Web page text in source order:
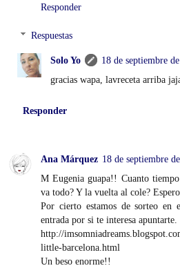
Responder
Respuestas
Solo Yo
18 de septiembre
gracias wapa, lavreceta arriba
Responder
Ana Márquez 18 de septiembre
M Eugenia guapa!! Cuanto
va todo? Y la vuelta al cole?
Por cierto estamos de sorteo
entrada por si te interesa apuntarte.
http://
little-barcelona.html
Un beso enorme!!